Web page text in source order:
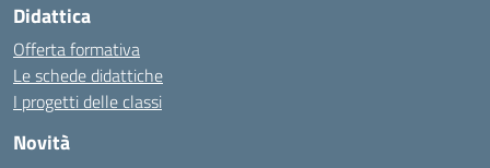
Didattica
Offerta formativa
Le schede didattiche
I progetti delle classi
Novità